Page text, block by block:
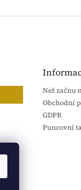
Než začnu
Obchodní
GDPR
Puncovní